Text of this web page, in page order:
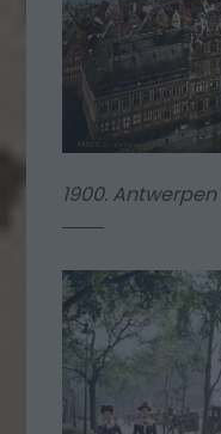
1900.